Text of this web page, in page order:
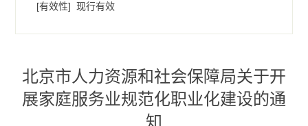
[有效性] 现行有效
北京市人力资源和社会保障局关于开
展家庭服务业规范化职业化建设的通
知